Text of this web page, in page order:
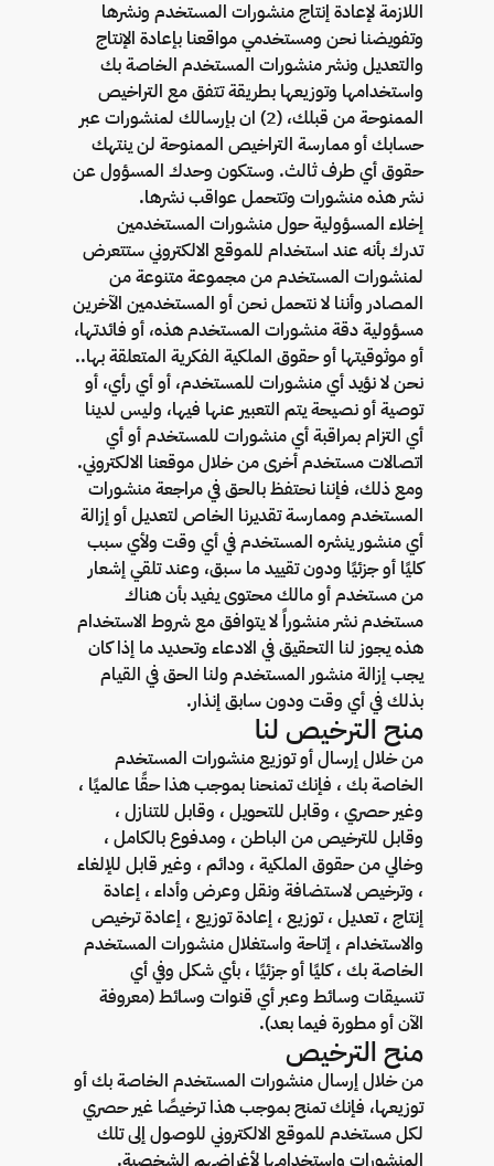
اللازمة لإعادة إنتاج منشورات المستخدم ونشرها
وتفويضنا نحن ومستخدمي مواقعنا بإعادة الإنتاج
والتعديل ونشر منشورات المستخدم الخاصة بك
واستخدامها وتوزيعها بطريقة تتفق مع التراخيص
الممنوحة من قبلك، (2) ان بإرسالك لمنشورات عبر
حسابك أو ممارسة التراخيص الممنوحة لن ينتهك
حقوق أي طرف ثالث. وستكون وحدك المسؤول عن
نشر هذه منشورات وتتحمل عواقب نشرها.
إخلاء المسؤولية حول منشورات المستخدمين
تدرك بأنه عند استخدام للموقع الالكتروني ستتعرض
لمنشورات المستخدم من مجموعة متنوعة من
المصادر وأننا لا نتحمل نحن أو المستخدمين الآخرين
مسؤولية دقة منشورات المستخدم هذه، أو فائدتها،
أو موثوقيتها أو حقوق الملكية الفكرية المتعلقة بها..
نحن لا نؤيد أي منشورات للمستخدم، أو أي رأي، أو
توصية أو نصيحة يتم التعبير عنها فيها، وليس لدينا
أي التزام بمراقبة أي منشورات للمستخدم أو أي
اتصالات مستخدم أخرى من خلال موقعنا الالكتروني.
ومع ذلك، فإننا نحتفظ بالحق في مراجعة منشورات
المستخدم وممارسة تقديرنا الخاص لتعديل أو إزالة
أي منشور ينشره المستخدم في أي وقت ولأي سبب
كليًا أو جزئيًا ودون تقييد ما سبق، وعند تلقي إشعار
من مستخدم أو مالك محتوى يفيد بأن هناك
مستخدم نشر منشوراً لا يتوافق مع شروط الاستخدام
هذه يجوز لنا التحقيق في الادعاء وتحديد ما إذا كان
يجب إزالة منشور المستخدم ولنا الحق في القيام
بذلك في أي وقت ودون سابق إنذار.
منح الترخيص لنا
من خلال إرسال أو توزيع منشورات المستخدم
الخاصة بك ، فإنك تمنحنا بموجب هذا حقًا عالميًا ،
وغير حصري ، وقابل للتحويل ، وقابل للتنازل ،
وقابل للترخيص من الباطن ، ومدفوع بالكامل ،
وخالي من حقوق الملكية ، ودائم ، وغير قابل للإلغاء
، وترخيص لاستضافة ونقل وعرض وأداء ، إعادة
إنتاج ، تعديل ، توزيع ، إعادة توزيع ، إعادة ترخيص
والاستخدام ، إتاحة واستغلال منشورات المستخدم
الخاصة بك ، كليًا أو جزئيًا ، بأي شكل وفي أي
تنسيقات وسائط وعبر أي قنوات وسائط (معروفة
الآن أو مطورة فيما بعد).
منح الترخيص
من خلال إرسال منشورات المستخدم الخاصة بك أو
توزيعها، فإنك تمنح بموجب هذا ترخيصًا غير حصري
لكل مستخدم للموقع الالكتروني للوصول إلى تلك
المنشورات واستخدامها لأغراضهم الشخصية.